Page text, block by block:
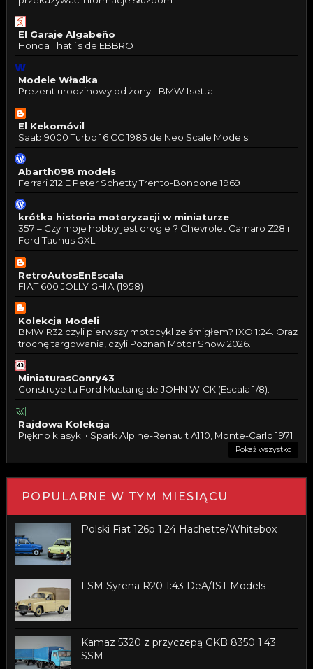
El Garaje Algabeño
Honda That´s de EBBRO
Modele Władka
Prezent urodzinowy od żony - BMW Isetta
El Kekomóvil
Saab 9000 Turbo 16 CC 1985 de Neo Scale Models
Abarth098 models
Ferrari 212 E Peter Schetty Trento-Bondone 1969
krótka historia motoryzacji w miniaturze
357 – Czy moje hobby jest drogie ? Chevrolet Camaro Z28 i
Ford Taunus GXL
RetroAutosEnEscala
FIAT 600 JOLLY GHIA (1958)
Kolekcja Modeli
BMW R32 czyli pierwszy motocykl ze śmigłem? IXO 1:24. Oraz
trochę targowania, czyli Poznań Motor Show 2026.
MiniaturasConry43
Construye tu Ford Mustang de JOHN WICK (Escala 1/8).
Rajdowa Kolekcja
Piękno klasyki • Spark Alpine-Renault A110, Monte-Carlo 1971
Pokaż wszystko
POPULARNE W TYM MIESIĄCU
Polski Fiat 126p 1:24 Hachette/Whitebox
FSM Syrena R20 1:43 DeA/IST Models
Kamaz 5320 z przyczepą GKB 8350 1:43
SSM